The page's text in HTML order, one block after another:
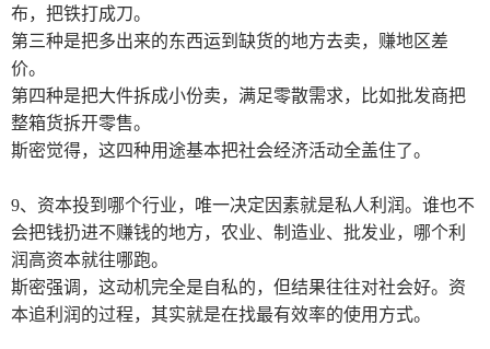
布，把铁打成刀。
第三种是把多出来的东西运到缺货的地方去卖，赚地区差
价。
第四种是把大件拆成小份卖，满足零散需求，比如批发商把
整箱货拆开零售。
斯密觉得，这四种用途基本把社会经济活动全盖住了。
9、资本投到哪个行业，唯一决定因素就是私人利润。谁也不
会把钱扔进不赚钱的地方，农业、制造业、批发业，哪个利
润高资本就往哪跑。
斯密强调，这动机完全是自私的，但结果往往对社会好。资
本追利润的过程，其实就是在找最有效率的使用方式。